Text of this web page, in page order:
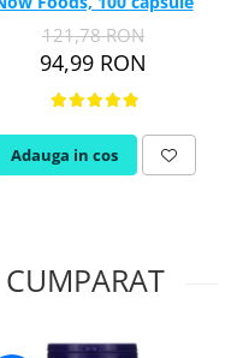
121,78 RON
94,99 RON
Adauga in cos